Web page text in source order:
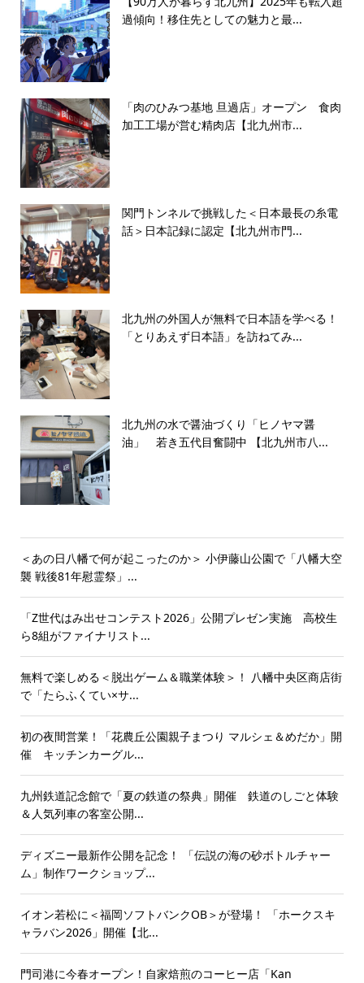
過傾向！移住先としての魅力と最...
「肉のひみつ基地 旦過店」オープン 食肉
加工工場が営む精肉店【北九州市...
関門トンネルで挑戦した＜日本最長の糸電
話＞日本記録に認定【北九州市門...
北九州の外国人が無料で日本語を学べる！
「とりあえず日本語」を訪ねてみ...
北九州の水で醤油づくり「ヒノヤマ醤
油」 若き五代目奮闘中 【北九州市八...
＜あの日八幡で何が起こったのか＞ 小伊藤山公園で「八幡大空
襲 戦後81年慰霊祭」...
「Z世代はみ出せコンテスト2026」公開プレゼン実施 高校生
ら8組がファイナリスト...
無料で楽しめる＜脱出ゲーム＆職業体験＞！ 八幡中央区商店街
で「たらふくてい×サ...
初の夜間営業！「花農丘公園親子まつり マルシェ＆めだか」開
催 キッチンカーグル...
九州鉄道記念館で「夏の鉄道の祭典」開催 鉄道のしごと体験
＆人気列車の客室公開...
ディズニー最新作公開を記念！ 「伝説の海の砂ボトルチャー
ム」制作ワークショップ...
イオン若松に＜福岡ソフトバンクOB＞が登場！ 「ホークスキ
ャラバン2026」開催【北...
門司港に今春オープン！自家焙煎のコーヒー店「Kan